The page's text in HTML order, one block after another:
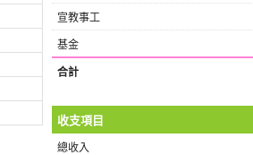
宣教事工
基金
合計
收支項目
總收入